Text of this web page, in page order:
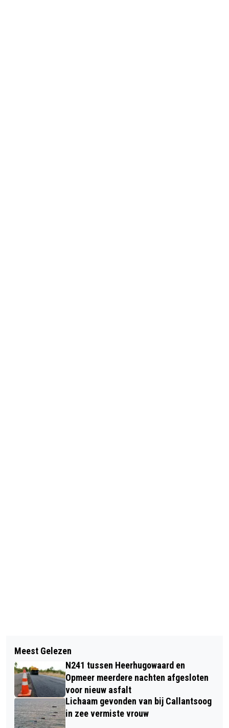
COLLEGE ALKMAAR KIEST VOOR
VEILIGER EN GROENERE INRICHTING
HELDERSEWEG NOORD
VANDAAG 35 JAAR GELEDEN: WAAR
WAS JIJ TOEN DE MUUR VIEL?
Meest Gelezen
N241 tussen Heerhugowaard en
Opmeer meerdere nachten afgesloten
voor nieuw asfalt
Lichaam gevonden van bij Callantsoog
in zee vermiste vrouw